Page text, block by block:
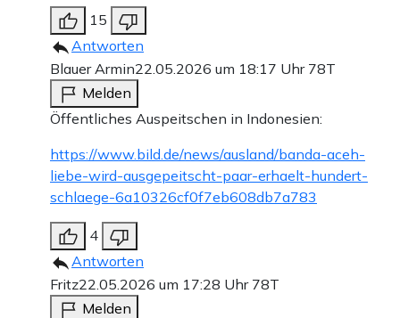
15
Antworten
Blauer Armin22.05.2026 um 18:17 Uhr 78T
Melden
Öffentliches Auspeitschen in Indonesien:
https://www.bild.de/news/ausland/banda-aceh-
liebe-wird-ausgepeitscht-paar-erhaelt-hundert-
schlaege-6a10326cf0f7eb608db7a783
4
Antworten
Fritz22.05.2026 um 17:28 Uhr 78T
Melden